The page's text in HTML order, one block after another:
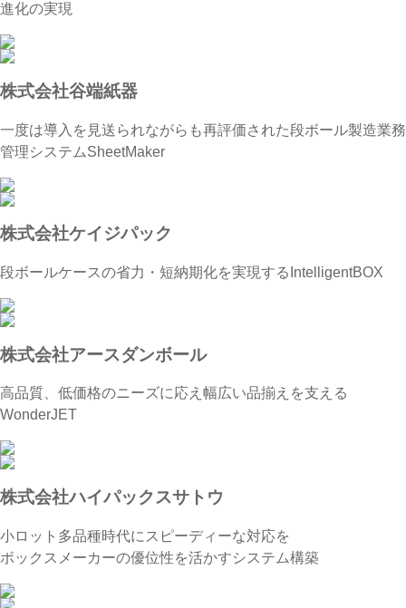
進化の実現
株式会社谷端紙器
一度は導入を見送られながらも再評価された段ボール製造業務
管理システムSheetMaker
株式会社ケイジパック
段ボールケースの省力・短納期化を実現するIntelligentBOX
株式会社アースダンボール
高品質、低価格のニーズに応え幅広い品揃えを支える
WonderJET
株式会社ハイパックスサトウ
小ロット多品種時代にスピーディーな対応を
ボックスメーカーの優位性を活かすシステム構築